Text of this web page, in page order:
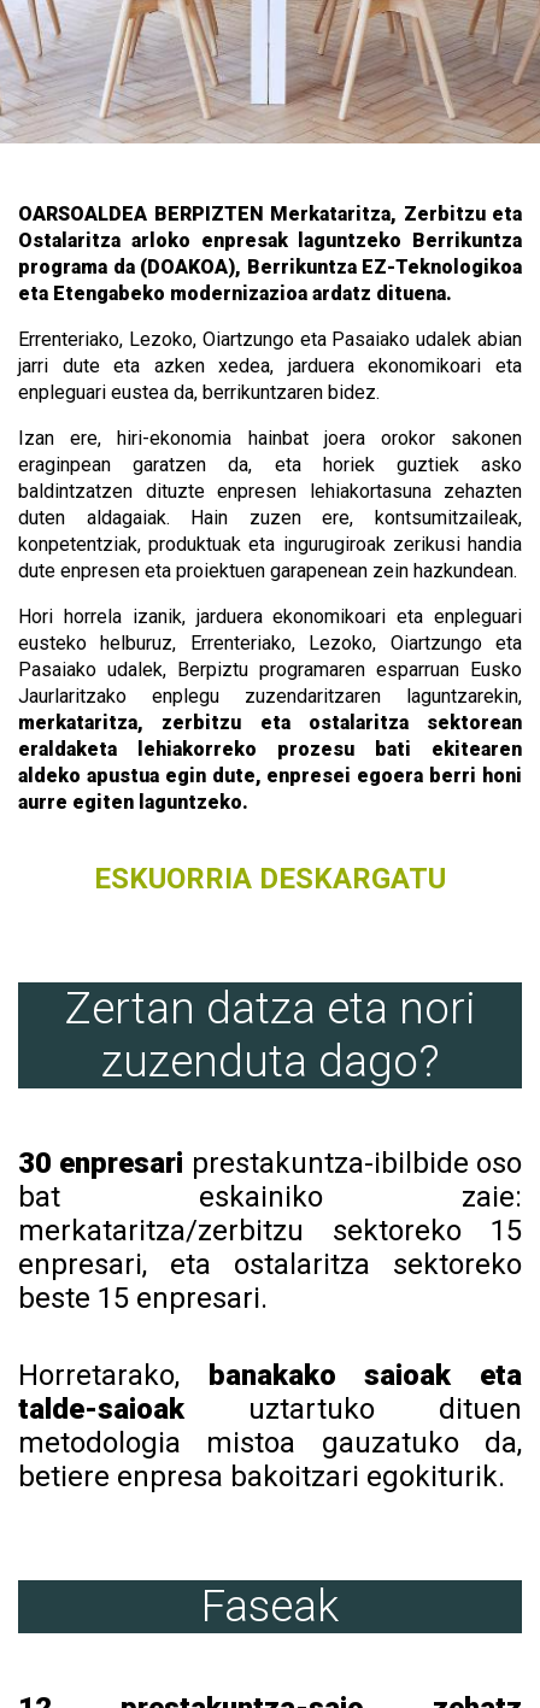
OARSOALDEA BERPIZTEN Merkataritza, Zerbitzu eta
Ostalaritza arloko enpresak laguntzeko Berrikuntza
programa da (DOAKOA), Berrikuntza EZ-Teknologikoa
eta Etengabeko modernizazioa ardatz dituena.
Errenteriako, Lezoko, Oiartzungo eta Pasaiako udalek abian
jarri dute eta azken xedea, jarduera ekonomikoari eta
enpleguari eustea da, berrikuntzaren bidez.
Izan ere, hiri-ekonomia hainbat joera orokor sakonen
eraginpean garatzen da, eta horiek guztiek asko
baldintzatzen dituzte enpresen lehiakortasuna zehazten
duten aldagaiak. Hain zuzen ere, kontsumitzaileak,
konpetentziak, produktuak eta ingurugiroak zerikusi handia
dute enpresen eta proiektuen garapenean zein hazkundean.
Hori horrela izanik, jarduera ekonomikoari eta enpleguari
eusteko helburuz, Errenteriako, Lezoko, Oiartzungo eta
Pasaiako udalek, Berpiztu programaren esparruan Eusko
Jaurlaritzako enplegu zuzendaritzaren laguntzarekin,
merkataritza, zerbitzu eta ostalaritza sektorean
eraldaketa lehiakorreko prozesu bati ekitearen
aldeko apustua egin dute, enpresei egoera berri honi
aurre egiten laguntzeko.
ESKUORRIA DESKARGATU
Zertan datza eta nori
zuzenduta dago?
30 enpresari prestakuntza-ibilbide oso
bat eskainiko zaie:
merkataritza/zerbitzu sektoreko 15
enpresari, eta ostalaritza sektoreko
beste 15 enpresari.
Horretarako, banakako saioak eta
talde-saioakuztartuko dituen
metodologia mistoa gauzatuko da,
betiere enpresa bakoitzari egokiturik.
Faseak